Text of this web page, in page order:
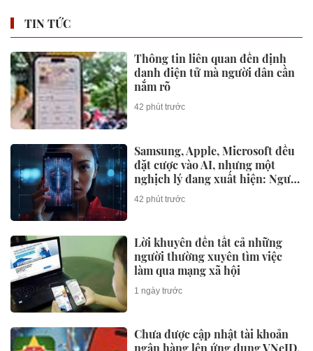
TIN TỨC
Thông tin liên quan đến định
danh điện tử mà người dân cần
nắm rõ
42 phút trước
Samsung, Apple, Microsoft đều
đặt cược vào AI, nhưng một
nghịch lý đang xuất hiện: Người
mua không phải lúc nào cũng
dùng
42 phút trước
Lời khuyên đến tất cả những
người thường xuyên tìm việc
làm qua mạng xã hội
1 ngày trước
Chưa được cập nhật tài khoản